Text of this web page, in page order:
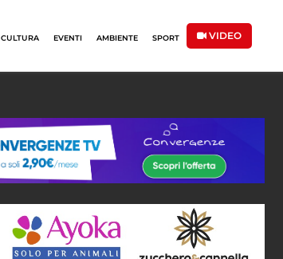
CULTURA EVENTI AMBIENTE SPORT VIDEO